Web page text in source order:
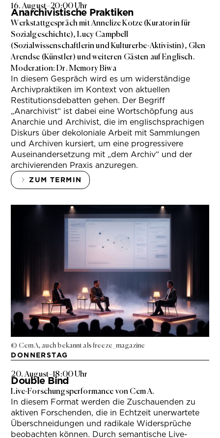
16. August–20:00 Uhr
Anarchivistische Praktiken
Werkstattgespräch mit Annelize Kotze (Kuratorin für
Sozialgeschichte), Lucy Campbell
(Sozialwissenschaftlerin und Kulturerbe-Aktivistin), Glen
Arendse (Künstler) und weiteren Gästen auf Englisch.
Moderation: Dr. Memory Biwa
In diesem Gespräch wird es um widerständige
Archivpraktiken im Kontext von aktuellen
Restitutionsdebatten gehen. Der Begriff
„Anarchivist“ ist dabei eine Wortschöpfung aus
Anarchie und Archivist, die im englischsprachigen
Diskurs über dekoloniale Arbeit mit Sammlungen
und Archiven kursiert, um eine progressivere
Auseinandersetzung mit „dem Archiv“ und der
archivierenden Praxis anzuregen.
ZUM TERMIN
© Cem A, auch bekannt als freeze_magazine
DONNERSTAG
20. August–18:00 Uhr
Double Bind
Live-Forschungsperformance von Cem A.
In diesem Format werden die Zuschauenden zu
aktiven Forschenden, die in Echtzeit unerwartete
Überschneidungen und radikale Widersprüche
beobachten können. Durch semantische Live-